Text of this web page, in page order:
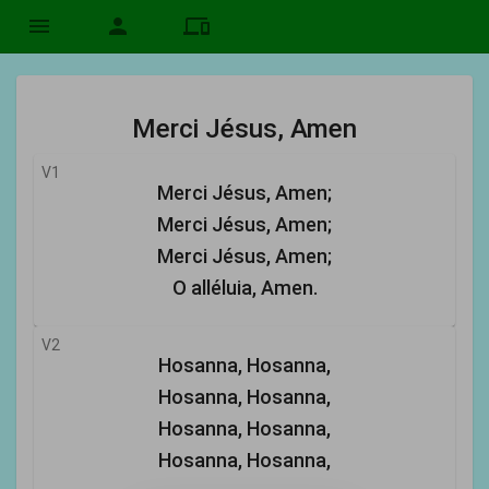
menu person devices
Merci Jésus, Amen
V1
Merci Jésus, Amen;
Merci Jésus, Amen;
Merci Jésus, Amen;
O alléluia, Amen.
V2
Hosanna, Hosanna,
Hosanna, Hosanna,
Hosanna, Hosanna,
Hosanna, Hosanna,